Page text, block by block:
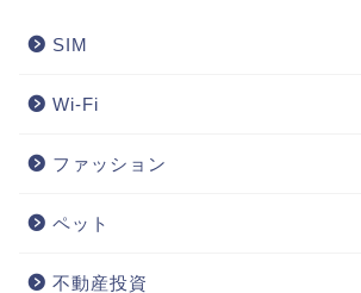
SIM
Wi-Fi
ファッション
ペット
不動産投資
免責事項
法
シーポリシー